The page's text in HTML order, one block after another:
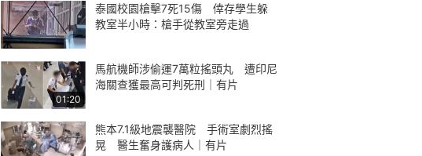
泰國校園槍擊7死15傷 倖存學生躲
教室半小時：槍手從教室旁走過
01:20
馬航機師涉偷運7萬粒搖頭丸 遭印尼
海關查獲最高可判死刑｜有片
熊本7.1級地震襲醫院 手術室劇烈搖
晃 醫生奮身護病人｜有片